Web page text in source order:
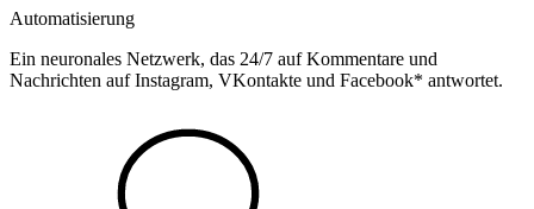
Automatisierung
Ein neuronales Netzwerk, das 24/7 auf Kommentare und
Nachrichten auf Instagram, VKontakte und Facebook* antwortet.